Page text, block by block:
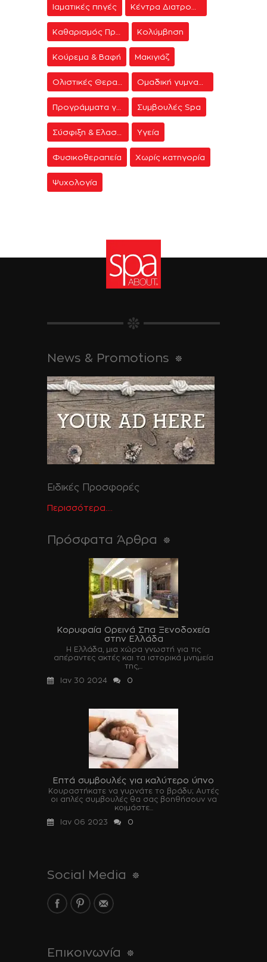
Ιαματικές πηγές
Κολύμβηση
Κούρεμα & Βαφή Μακιγιάζ
Συμβουλές Spa
Υγεία
Φυσικοθεραπεία Χωρίς κατηγορία
Ψυχολογία
News & Promotions
Ειδικές Προσφορές
Περισσότερα....
Πρόσφατα Άρθρα
Κορυφαία Ορεινά Σπα Ξενοδοχεία
στην Ελλάδα
Η Ελλάδα, μια χώρα γνωστή για τις
απέραντες ακτές και τα ιστορικά μνημεία
της,...
Ιαν 30 2024
0
Επτά συμβουλές για καλύτερο ύπνο
Κουραστήκατε να γυρνάτε το βράδυ; Αυτές
οι απλές συμβουλές θα σας βοηθήσουν να
κοιμάστε...
Ιαν 06 2023
0
Social Media
Επικοινωνία